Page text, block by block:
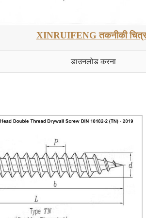
XINRUIFENG तकनीकी चित्र
डाउनलोड करना